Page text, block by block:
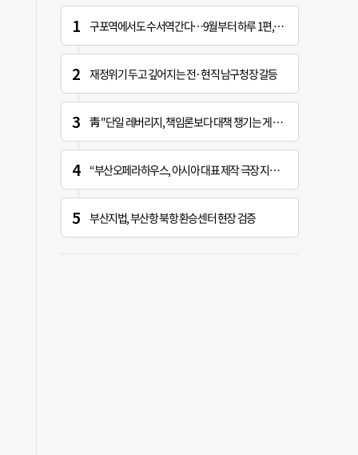
구포역에서도 수서역간다…9월부터 하루 1편, 주말 2편
재정위기 두고 깊어지는 전·현직 남구청장 갈등
靑 "단일 레버리지, 책임론보다 대책 챙기는 게 더 중요"
“부산오페라하우스, 아시아 대표 제작 극장 지향해야”
부산지법, 부산항 북항 환승센터 현장 검증